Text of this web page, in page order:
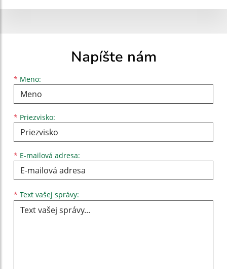
Napíšte nám
* Meno:
Meno
* Priezvisko:
Priezvisko
* E-mailová adresa:
E-mailová adresa
* Text vašej správy: